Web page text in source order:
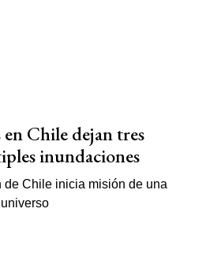
Chile dejan tres
inundaciones